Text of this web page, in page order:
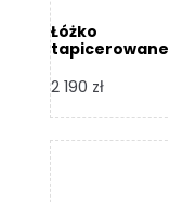
Łóżko
tapicerowane
Design
2 190 zł